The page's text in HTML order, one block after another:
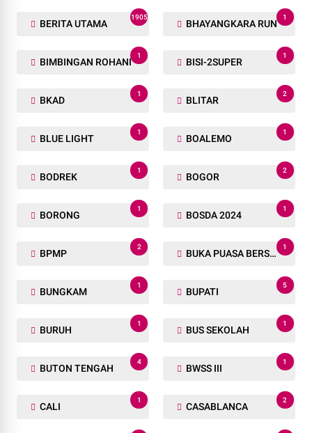
BERITA UTAMA
1905
BHAYANGKARA RUN
1
BIMBINGAN ROHANI
1
BISI-2SUPER
1
BKAD
1
BLITAR
2
BLUE LIGHT
1
BOALEMO
1
BODREK
1
BOGOR
2
BORONG
1
BOSDA 2024
1
BPMP
2
BUKA PUASA BERSAMA
1
BUNGKAM
1
BUPATI
5
BURUH
1
BUS SEKOLAH
1
BUTON TENGAH
4
BWSS III
1
CALI
1
CASABLANCA
2